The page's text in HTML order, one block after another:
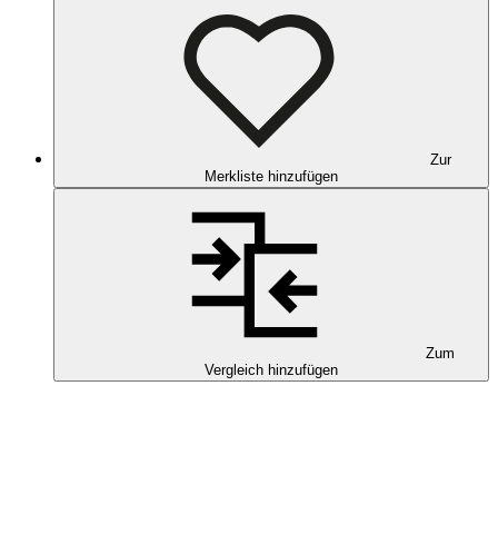
Zur
Merkliste hinzufügen
Zum
Vergleich hinzufügen